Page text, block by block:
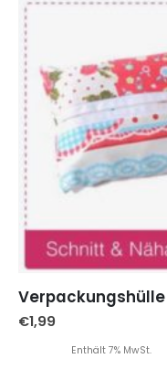
Verpackungshülle
€1,99
Enthält 7% MwSt.